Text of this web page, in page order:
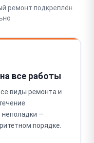
ремонт подкреплён
все работы
виды ремонта и
неполадки —
порядке.